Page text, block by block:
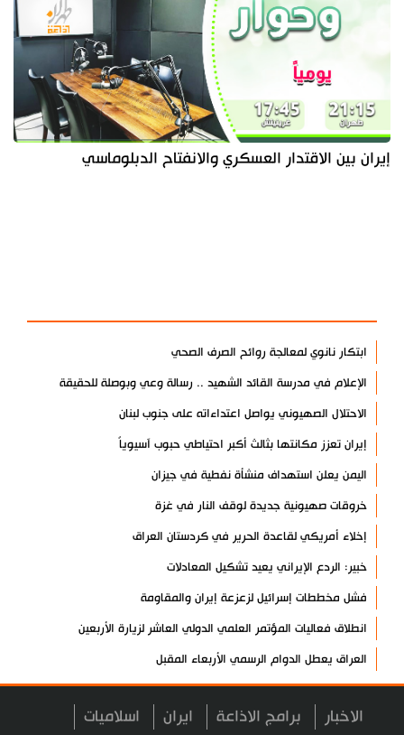
إيران بين الاقتدار العسكري والانفتاح الدبلوماسي
ابتكار نانوي لمعالجة روائح الصرف الصحي
الإعلام في مدرسة القائد الشهيد .. رسالة وعي وبوصلة للحقيقة
الاحتلال الصهيوني يواصل اعتداءاته على جنوب لبنان
إيران تعزز مكانتها بثالث أكبر احتياطي حبوب آسيوياً
اليمن يعلن استهداف منشأة نفطية في جيزان
خروقات صهيونية جديدة لوقف النار في غزة
إخلاء أمريكي لقاعدة الحرير في كردستان العراق
خبير: الردع الإيراني يعيد تشكيل المعادلات
فشل مخططات إسرائيل لزعزعة إيران والمقاومة
انطلاق فعاليات المؤتمر العلمي الدولي العاشر لزيارة الأربعين
العراق يعطل الدوام الرسمي الأربعاء المقبل
مسؤول عسكري: نظامنا القائم في مضيق هرمز لا رجعة عنه
سيرة الشهداء المدافعين عن المراقد المقدسة في رحاب الثقافة
الاخبار برامج الاذاعة ايران اسلاميات